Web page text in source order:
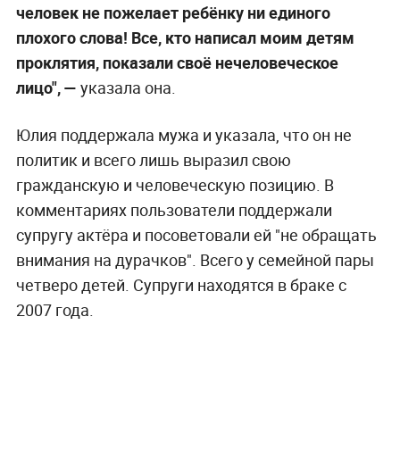
человек не пожелает ребёнку ни единого
плохого слова! Все, кто написал моим детям
проклятия, показали своё нечеловеческое
лицо", — указала она.
Юлия поддержала мужа и указала, что он не
политик и всего лишь выразил свою
гражданскую и человеческую позицию. В
комментариях пользователи поддержали
супругу актёра и посоветовали ей "не обращать
внимания на дурачков". Всего у семейной пары
четверо детей. Супруги находятся в браке с
2007 года.